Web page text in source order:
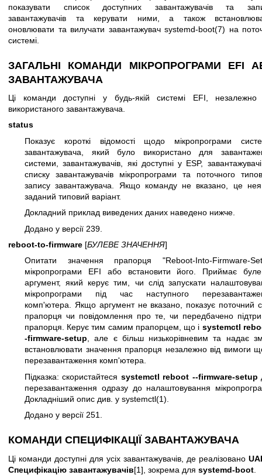
показувати список доступних завантажувачів та
завантажувачів та керувати ними, а також
оновлювати та вилучати завантажувач systemd-boot(7) на
системі.
ЗАГАЛЬНІ КОМАНДИ МІКРОПРОГРАМИ EFI
ЗАВАНТАЖУВАЧА
Ці команди доступні у будь-якій системі EFI, незалежно
використаного завантажувача.
status
Показує короткі відомості щодо мікропрограми
завантажувача, який було використано для
системи, завантажувачів, які доступні у ESP,
списку завантажувачів мікропрограми та поточного
запису завантажувача. Якщо команду не вказано, це
заданий типовий варіант.
Докладний приклад виведених даних наведено нижче.
Додано у версії 239.
reboot-to-firmware [БУЛЕВЕ ЗНАЧЕННЯ]
Опитати значення прапорця "Reboot-Into-Firmware-
мікропрограми EFI або встановити його. Приймає
аргумент, який керує тим, чи слід запускати
мікропрограми під час наступного
комп'ютера. Якщо аргумент не вказано, показує поточний
прапорця чи повідомлення про те, чи передбачено
прапорця. Керує тим самим прапорцем, що і systemctl
-firmware-setup, але є більш низькорівневим та надає
встановлювати значення прапорця незалежно від вимоги
перезавантаження комп'ютера.
Підказка: скористайтеся systemctl reboot --firmware-setup
перезавантаження одразу до налаштовування
Докладніший опис див. у systemctl(1)
Додано у версії 251.
КОМАНДИ СПЕЦИФІКАЦІЇ ЗАВАНТАЖУВАЧА
Ці команди доступні для усіх завантажувачів, де реалізовано
Специфікацію завантажувачів[1], зокрема для systemd-boot